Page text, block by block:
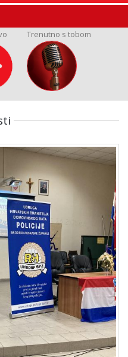
Trenutno s tobom